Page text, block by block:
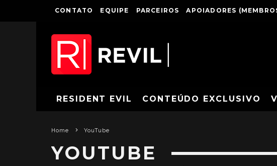
CONTATO EQUIPE PARCEIROS APOIADORES
RESIDENT EVIL CONTEÚDO EXCLUSIVO
Home YouTube
YOUTUBE